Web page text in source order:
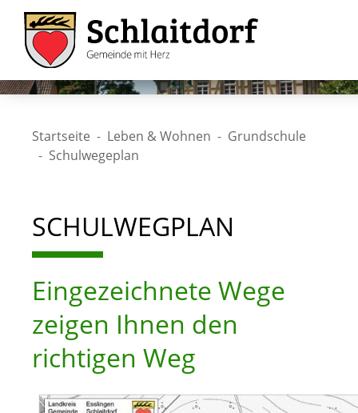
Startseite Leben & Wohnen
Grundschule
Schulwegeplan
SCHULWEGPLAN
Eingezeichnete Wege
zeigen Ihnen den
richtigen Weg